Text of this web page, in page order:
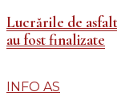
Lucrările de
au fost finalizate
INFO AS